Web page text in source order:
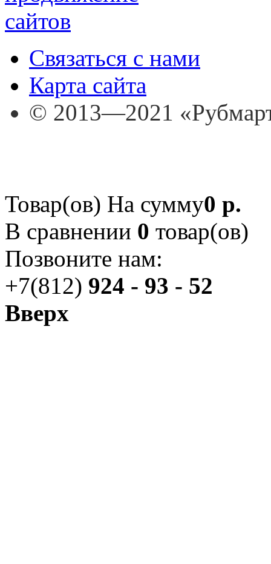
Связаться с нами
Карта сайта
© 2013—2021
Товар(ов) На сумму0 р.
В сравнении 0 товар(ов)
Позвоните нам:
+7(812) 924 - 93 - 52
Вверх